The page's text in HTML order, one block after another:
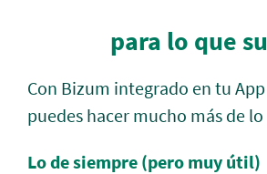
para lo que
Con Bizum integrado en tu
puedes hacer mucho más de
Lo de siempre (pero muy útil)